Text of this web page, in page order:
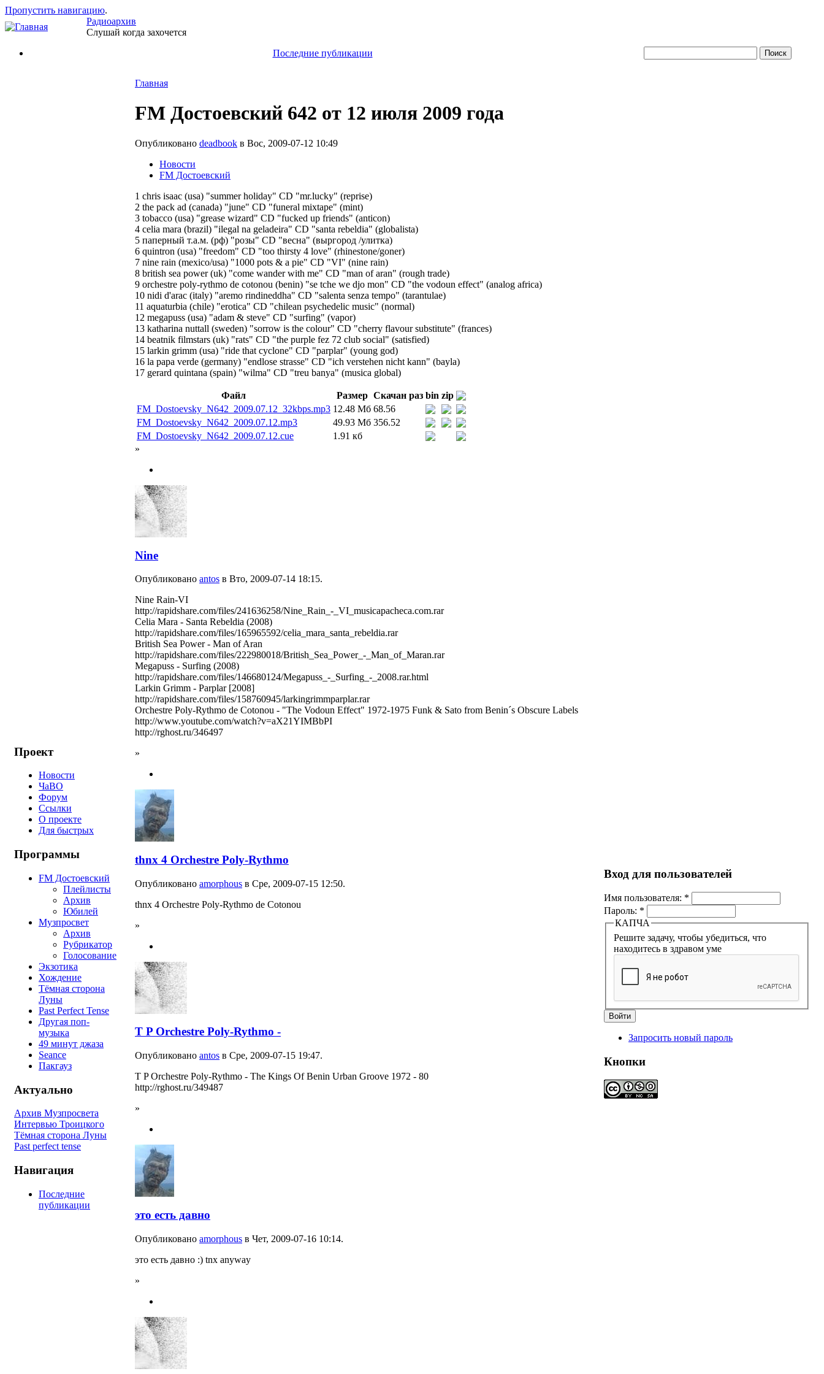
Пропустить навигацию.
Радиоархив
Слушай когда захочется
Последние публикации
Проект
Новости
ЧаВО
Форум
Ссылки
О проекте
Для быстрых
Программы
FM Достоевский
Плейлисты
Архив
Юбилей
Музпросвет
Архив
Рубрикатор
Голосование
Экзотика
Хождение
Тёмная сторона
Луны
Past Perfect Tense
Другая поп-
музыка
49 минут джаза
Seance
Пакгауз
Актуально
Архив Музпросвета
Интервью Троицкого
Тёмная сторона Луны
Past perfect tense
Навигация
Последние
публикации
Главная
FM Достоевский 642 от 12 июля 2009 года
Опубликовано deadbook в Вос, 2009-07-12 10:49
Новости
FM Достоевский
1 chris isaac (usa) "summer holiday" CD "mr.lucky" (reprise)
2 the pack ad (canada) "june" CD "funeral mixtape" (mint)
3 tobacco (usa) "grease wizard" CD "fucked up friends" (anticon)
4 celia mara (brazil) "ilegal na geladeira" CD "santa rebeldia" (globalista)
5 паперный т.а.м. (рф) "розы" CD "весна" (выргород /улитка)
6 quintron (usa) "freedom" CD "too thirsty 4 love" (rhinestone/goner)
7 nine rain (mexico/usa) "1000 pots & a pie" CD "VI" (nine rain)
8 british sea power (uk) "come wander with me" CD "man of aran" (rough trade)
9 orchestre poly-rythmo de cotonou (benin) "se tche we djo mon" CD "the vodoun effect" (analog africa)
10 nidi d'arac (italy) "aremo rindineddha" CD "salenta senza tempo" (tarantulae)
11 aquaturbia (chile) "erotica" CD "chilean psychedelic music" (normal)
12 megapuss (usa) "adam & steve" CD "surfing" (vapor)
13 katharina nuttall (sweden) "sorrow is the colour" CD "cherry flavour substitute" (frances)
14 beatnik filmstars (uk) "rats" CD "the purple fez 72 club social" (satisfied)
15 larkin grimm (usa) "ride that cyclone" CD "parplar" (young god)
16 la papa verde (germany) "endlose strasse" CD "ich verstehen nicht kann" (bayla)
17 gerard quintana (spain) "wilma" CD "treu banya" (musica global)
Файл Размер Скачан раз bin zip
FM_Dostoevsky_N642_2009.07.12_32kbps.mp3 12.48 Мб 68.56
FM_Dostoevsky_N642_2009.07.12.mp3
49.93 Мб 356.52
FM_Dostoevsky_N642_2009.07.12.cue
1.91 кб
»
Nine
Опубликовано antos в Вто, 2009-07-14 18:15.
Nine Rain-VI
http://rapidshare.com/files/241636258/Nine_Rain_-_VI_musicapacheca.com.rar
Celia Mara - Santa Rebeldia (2008)
http://rapidshare.com/files/165965592/celia_mara_santa_rebeldia.rar
British Sea Power - Man of Aran
http://rapidshare.com/files/222980018/British_Sea_Power_-_Man_of_Maran.rar
Megapuss - Surfing (2008)
http://rapidshare.com/files/146680124/Megapuss_-_Surfing_-_2008.rar.html
Larkin Grimm - Parplar [2008]
http://rapidshare.com/files/158760945/larkingrimmparplar.rar
Orchestre Poly-Rythmo de Cotonou - "The Vodoun Effect" 1972-1975 Funk & Sato from Benin´s Obscure Labels
http://www.youtube.com/watch?v=aX21YIMBbPI
http://rghost.ru/346497
»
thnx 4 Orchestre Poly-Rythmo
Опубликовано amorphous в Сре, 2009-07-15 12:50.
thnx 4 Orchestre Poly-Rythmo de Cotonou
»
T P Orchestre Poly-Rythmo -
Опубликовано antos в Сре, 2009-07-15 19:47.
T P Orchestre Poly-Rythmo - The Kings Of Benin Urban Groove 1972 - 80
http://rghost.ru/349487
»
это есть давно
Опубликовано amorphous в Чет, 2009-07-16 10:14.
это есть давно :) tnx anyway
»
Вход для пользователей
Имя пользователя: *
Пароль: *
КАПЧА
Решите задачу, чтобы убедиться, что
находитесь в здравом уме
Запросить новый пароль
Кнопки